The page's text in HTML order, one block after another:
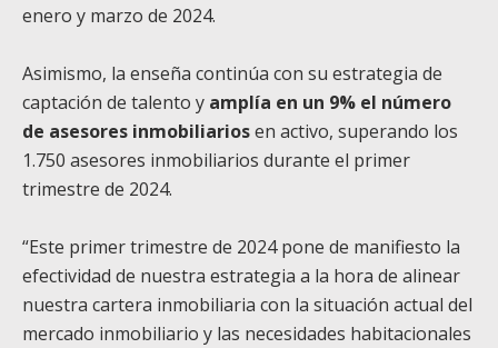
enero y marzo de 2024.
Asimismo, la enseña continúa con su estrategia de
captación de talento y amplía en un 9% el número
de asesores inmobiliariosen activo, superando los
1.750 asesores inmobiliarios durante el primer
trimestre de 2024.
“Este primer trimestre de 2024 pone de manifiesto la
efectividad de nuestra estrategia a la hora de alinear
nuestra cartera inmobiliaria con la situación actual del
mercado inmobiliario y las necesidades habitacionales